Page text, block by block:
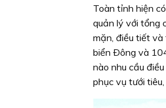
Toàn tỉnh hiện
quản lý với tổng
mặn, điều tiết và
biển Ðông và
nào nhu cầu
phục vụ tưới